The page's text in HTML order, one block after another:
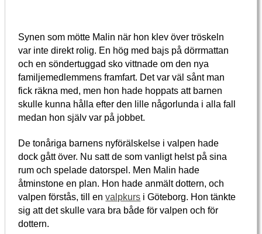
Synen som mötte Malin när hon klev över tröskeln
var inte direkt rolig. En hög med bajs på dörrmattan
och en söndertuggad sko vittnade om den nya
familjemedlemmens framfart. Det var väl sånt man
fick räkna med, men hon hade hoppats att barnen
skulle kunna hålla efter den lille någorlunda i alla fall
medan hon själv var på jobbet.
De tonåriga barnens nyförälskelse i valpen hade
dock gått över. Nu satt de som vanligt helst på sina
rum och spelade datorspel. Men Malin hade
åtminstone en plan. Hon hade anmält dottern, och
valpen förstås, till envalpkurs i Göteborg. Hon tänkte
sig att det skulle vara bra både för valpen och för
dottern.